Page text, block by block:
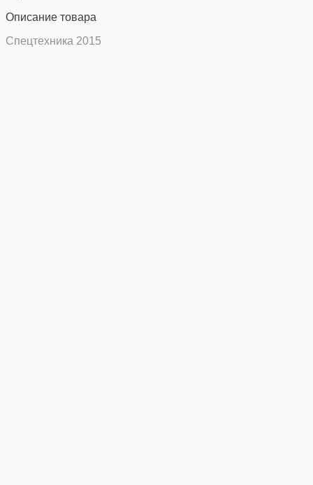
Описание товара
Спецтехника 2015